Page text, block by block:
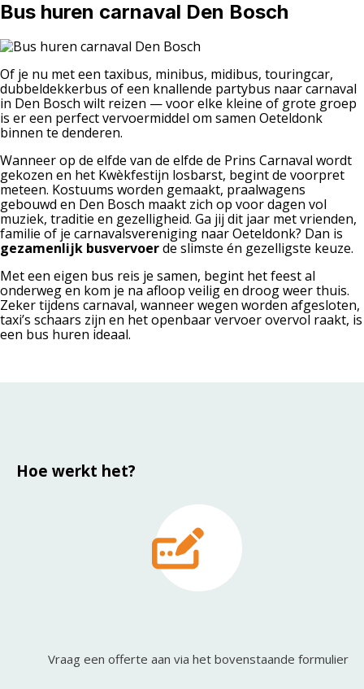
Bus huren carnaval Den Bosch
Of je nu met een taxibus, minibus, midibus, touringcar,
dubbeldekkerbus of een knallende partybus naar carnaval
in Den Bosch wilt reizen — voor elke kleine of grote groep
is er een perfect vervoermiddel om samen Oeteldonk
binnen te denderen.
Wanneer op de elfde van de elfde de Prins Carnaval wordt
gekozen en het Kwèkfestijn losbarst, begint de voorpret
meteen. Kostuums worden gemaakt, praalwagens
gebouwd en Den Bosch maakt zich op voor dagen vol
muziek, traditie en gezelligheid. Ga jij dit jaar met vrienden,
familie of je carnavalsvereniging naar Oeteldonk? Dan is
gezamenlijk busvervoerde slimste én gezelligste keuze.
Met een eigen bus reis je samen, begint het feest al
onderweg en kom je na afloop veilig en droog weer thuis.
Zeker tijdens carnaval, wanneer wegen worden afgesloten,
taxi’s schaars zijn en het openbaar vervoer overvol raakt, is
een bus huren ideaal.
Hoe werkt het?
Vraag een offerte aan via het bovenstaande formulier